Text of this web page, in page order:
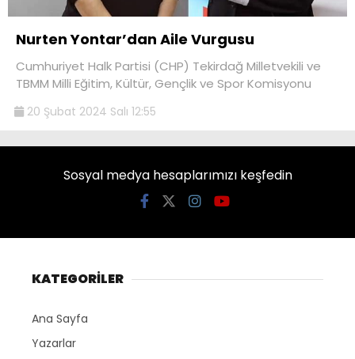
Nurten Yontar’dan Aile Vurgusu
Cumhuriyet Halk Partisi (CHP) Tekirdağ Milletvekili ve
TBMM Milli Eğitim, Kültür, Gençlik ve Spor Komisyonu
20 Şubat 2024 Salı 12:55
Sosyal medya hesaplarımızı keşfedin
KATEGORİLER
Ana Sayfa
Yazarlar